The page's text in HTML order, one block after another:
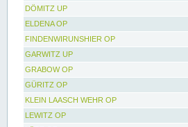
DÖMITZ UP
ELDENA OP
FINDENWIRUNSHIER OP
GARWITZ UP
GRABOW OP
GÜRITZ OP
KLEIN LAASCH WEHR OP
LEWITZ OP